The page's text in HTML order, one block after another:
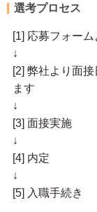
選考プロセス
[1] 応募フォー
↓
[2] 弊社より面
ます
↓
[3] 面接実施
↓
[4] 内定
↓
[5] 入職手続き